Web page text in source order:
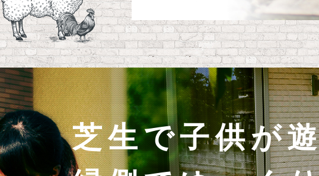
芝生で子供が